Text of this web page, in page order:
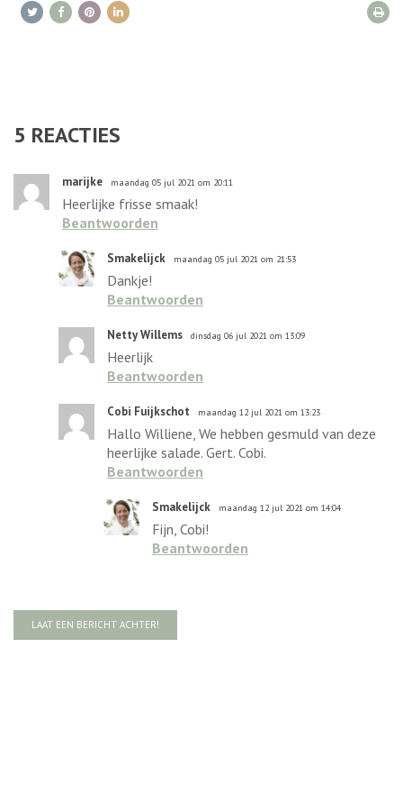
5 REACTIES
marijke maandag 05 jul 2021 om 20:11
Heerlijke frisse smaak!
Beantwoorden
Smakelijck maandag 05 jul 2021 om 21:53
Dankje!
Beantwoorden
Netty Willems dinsdag 06 jul 2021 om 13:09
Heerlijk
Beantwoorden
Cobi Fuijkschot maandag 12 jul 2021 om 13:23
Hallo Williene, We hebben gesmuld van deze
heerlijke salade. Gert. Cobi.
Beantwoorden
Smakelijck maandag 12 jul 2021 om 14:04
Fijn, Cobi!
Beantwoorden
LAAT EEN BERICHT ACHTER!